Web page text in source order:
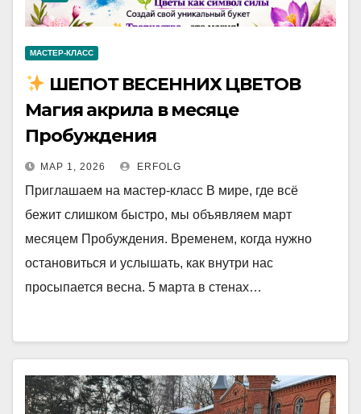
МАСТЕР-КЛАСС
ШЕПОТ ВЕСЕННИХ ЦВЕТОВ
Магия акрила в месяце
Пробуждения
МАР 1, 2026 ERFOLG
Приглашаем на мастер-класс В мире, где всё
бежит слишком быстро, мы объявляем март
месяцем Пробуждения. Временем, когда нужно
остановиться и услышать, как внутри нас
просыпается весна. 5 марта в стенах…